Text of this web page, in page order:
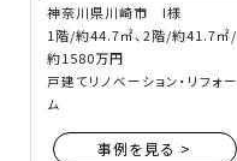
神奈川県川崎市 I様
1階/約44.7㎡、2階/約41.7㎡/
約1580万円
戸建てリノベーション・リフォー
ム
事例を見る >